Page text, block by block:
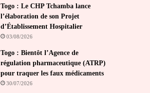
Togo : Le CHP Tchamba lance
l’élaboration de son Projet
d’Établissement Hospitalier
03/08/2026
Togo : Bientôt l’Agence de
régulation pharmaceutique (ATRP)
pour traquer les faux médicaments
30/07/2026